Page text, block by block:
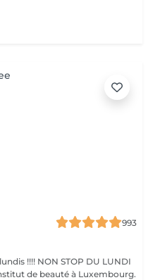
993
!!!! NON STOP DU LUNDI